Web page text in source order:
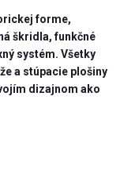
forme,
škridla, funkčné
systém. Všetky
a stúpacie plošiny
dizajnom ako